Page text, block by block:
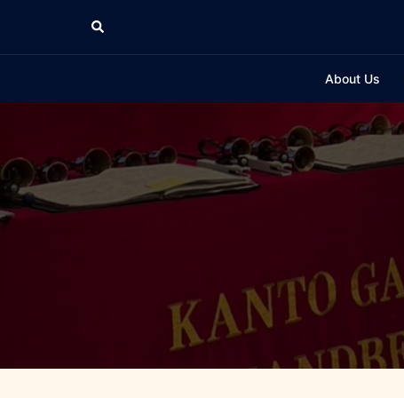
テ
ツ
キ
プ
検
索
About Us